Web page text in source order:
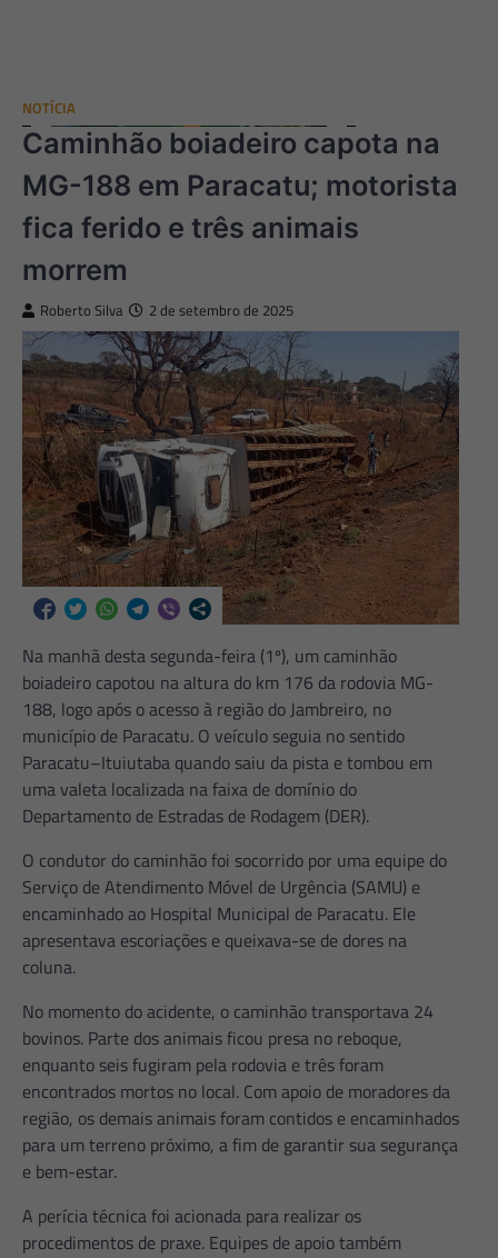
NOTÍCIA
Caminhão boiadeiro capota na
MG-188 em Paracatu; motorista
fica ferido e três animais
morrem
Roberto Silva 2 de setembro de 2025
Na manhã desta segunda-feira (1º), um caminhão
boiadeiro capotou na altura do km 176 da rodovia MG-
188, logo após o acesso à região do Jambreiro, no
município de Paracatu. O veículo seguia no sentido
Paracatu–Ituiutaba quando saiu da pista e tombou em
uma valeta localizada na faixa de domínio do
Departamento de Estradas de Rodagem (DER).
O condutor do caminhão foi socorrido por uma equipe do
Serviço de Atendimento Móvel de Urgência (SAMU) e
encaminhado ao Hospital Municipal de Paracatu. Ele
apresentava escoriações e queixava-se de dores na
coluna.
No momento do acidente, o caminhão transportava 24
bovinos. Parte dos animais ficou presa no reboque,
enquanto seis fugiram pela rodovia e três foram
encontrados mortos no local. Com apoio de moradores da
região, os demais animais foram contidos e encaminhados
para um terreno próximo, a fim de garantir sua segurança
e bem-estar.
A perícia técnica foi acionada para realizar os
procedimentos de praxe. Equipes de apoio também